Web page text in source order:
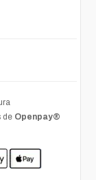
de Openpay®